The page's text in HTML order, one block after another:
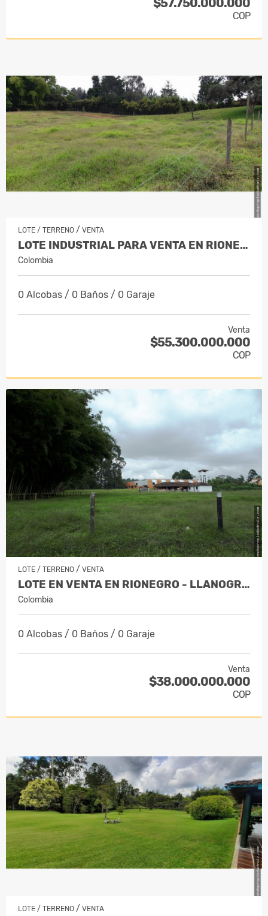
$57.750.000.000
COP
LOTE / TERRENO / VENTA
LOTE INDUSTRIAL PARA VENTA EN RIONEGRO…
Colombia
0 Alcobas / 0 Baños / 0 Garaje
Venta
$55.300.000.000
COP
LOTE / TERRENO / VENTA
LOTE EN VENTA EN RIONEGRO - LLANOGRANDE
Colombia
0 Alcobas / 0 Baños / 0 Garaje
Venta
$38.000.000.000
COP
LOTE / TERRENO / VENTA